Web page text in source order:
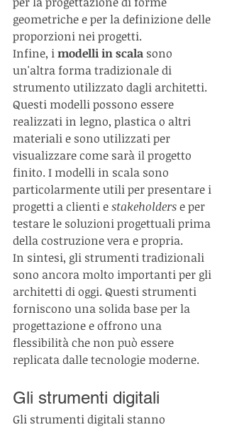
geometriche e per la definizione delle
proporzioni nei progetti.
Infine, i modelli in scala sono
un'altra forma tradizionale di
strumento utilizzato dagli architetti.
Questi modelli possono essere
realizzati in legno, plastica o altri
materiali e sono utilizzati per
visualizzare come sarà il progetto
finito. I modelli in scala sono
particolarmente utili per presentare i
progetti a clienti e stakeholders e per
testare le soluzioni progettuali prima
della costruzione vera e propria.
In sintesi, gli strumenti tradizionali
sono ancora molto importanti per gli
architetti di oggi. Questi strumenti
forniscono una solida base per la
progettazione e offrono una
flessibilità che non può essere
replicata dalle tecnologie moderne.
Gli strumenti digitali
Gli strumenti digitali stanno